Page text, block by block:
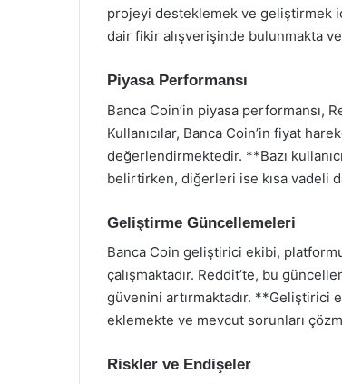
projeyi desteklemek ve geliştirmek
dair fikir alışverişinde bulunmakta
Piyasa Performansı
Banca Coin’in piyasa performansı,
Kullanıcılar, Banca Coin’in fiyat
değerlendirmektedir. **Bazı
belirtirken, diğerleri ise kısa vadeli
Geliştirme Güncellemeleri
Banca Coin geliştirici ekibi,
çalışmaktadır. Reddit’te, bu
güvenini artırmaktadır. **Geliştirici
eklemekte ve mevcut sorunları
Riskler ve Endişeler